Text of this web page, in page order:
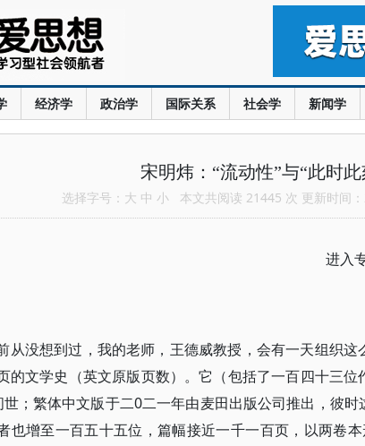
经济学 政治学 国际关系 社会学 新闻学
宋明炜：“流动性”与“此时此
选择字号： 大 中 小 本文共阅读 21445 次 更新时间
进入
从没想到过，我的老师，王德威教授，会有一天组织
的文学史（英文原版页数）。它（包括了一百四十三
；繁体中文版于二0二一年由麦田出版公司推出，彼
也增至一百五十五位，篇幅接近一千一百页，以两卷